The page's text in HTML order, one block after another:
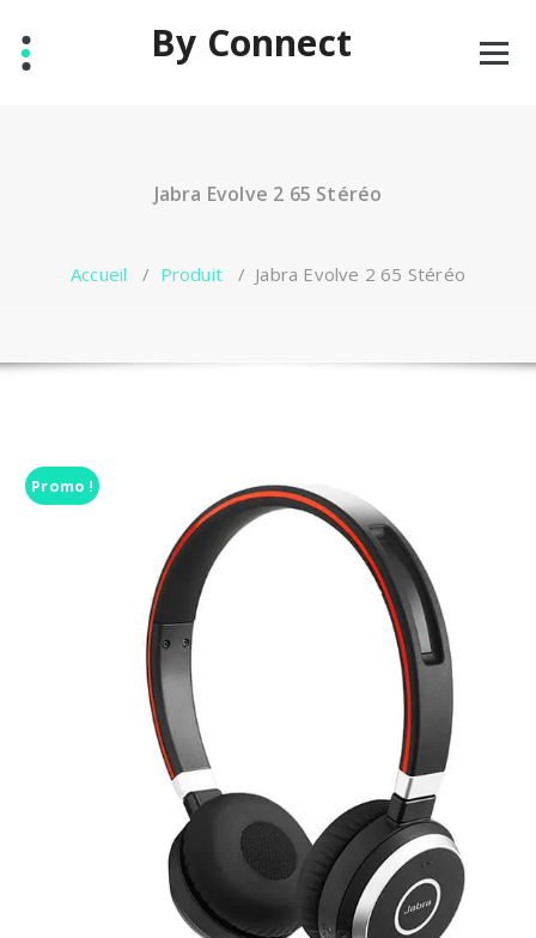
By Connect
Jabra Evolve 2 65 Stéréo
Accueil / Produit / Jabra Evolve 2 65 Stéréo
Promo !